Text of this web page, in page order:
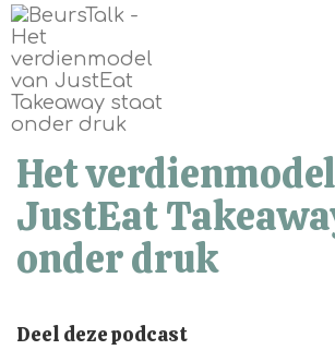
Het
JustEat
onder druk
Deel deze podcast